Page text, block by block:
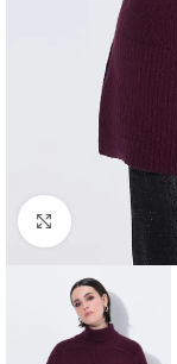
Padidinti